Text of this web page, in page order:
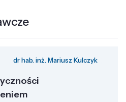
dr hab. inż. Mariusz Kulczyk